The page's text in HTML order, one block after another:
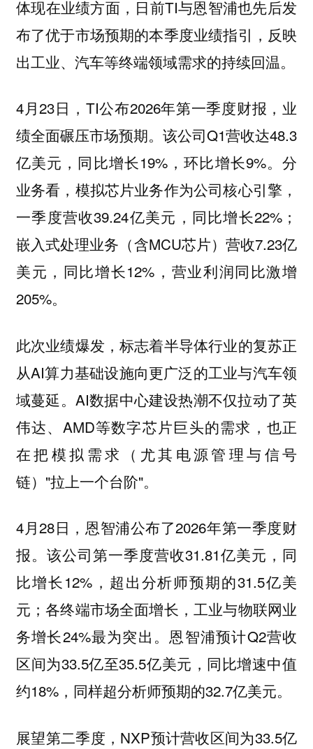
体现在业绩方面，日前TI与恩智浦也先后发
布了优于市场预期的本季度业绩指引，反映
出工业、汽车等终端领域需求的持续回温。
4月23日，TI公布2026年第一季度财报，业
绩全面碾压市场预期。该公司Q1营收达48.3
亿美元，同比增长19%，环比增长9%。分
业务看，模拟芯片业务作为公司核心引擎，
一季度营收39.24亿美元，同比增长22%；
嵌入式处理业务（含MCU芯片）营收7.23亿
美元，同比增长12%，营业利润同比激增
205%。
此次业绩爆发，标志着半导体行业的复苏正
从AI算力基础设施向更广泛的工业与汽车领
域蔓延。AI数据中心建设热潮不仅拉动了英
伟达、AMD等数字芯片巨头的需求，也正
在把模拟需求（尤其电源管理与信号
链）"拉上一个台阶"。
4月28日，恩智浦公布了2026年第一季度财
报。该公司第一季度营收31.81亿美元，同
比增长12%，超出分析师预期的31.5亿美
元；各终端市场全面增长，工业与物联网业
务增长24%最为突出。恩智浦预计Q2营收
区间为33.5亿至35.5亿美元，同比增速中值
约18%，同样超分析师预期的32.7亿美元。
展望第二季度，NXP预计营收区间为33.5亿